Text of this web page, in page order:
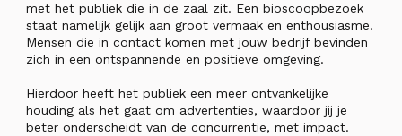
met het publiek die in de zaal zit. Een bioscoopbezoek
staat namelijk gelijk aan groot vermaak en enthousiasme.
Mensen die in contact komen met jouw bedrijf bevinden
zich in een ontspannende en positieve omgeving.
Hierdoor heeft het publiek een meer ontvankelijke
houding als het gaat om advertenties, waardoor jij je
beter onderscheidt van de concurrentie, met impact.